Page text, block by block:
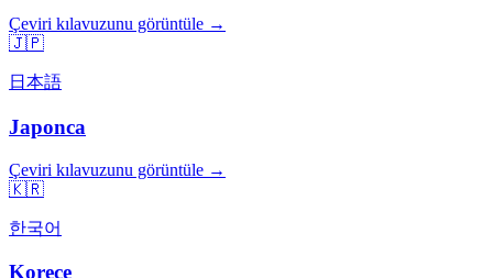
Çeviri kılavuzunu görüntüle →
🇯🇵
日本語
Japonca
Çeviri kılavuzunu görüntüle →
🇰🇷
한국어
Korece